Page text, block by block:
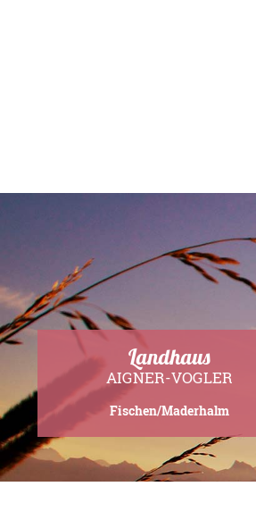
Landhaus
AIGNER-VOGLER
Fischen/Maderhalm